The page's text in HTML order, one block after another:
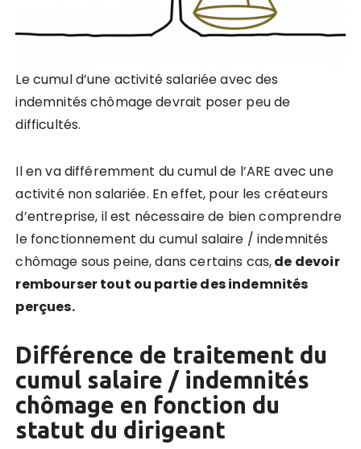
Le cumul d’une activité salariée avec des
indemnités chômage devrait poser peu de
difficultés.
Il en va différemment du cumul de l’ARE avec une
activité non salariée. En effet, pour les créateurs
d’entreprise, il est nécessaire de bien comprendre
le fonctionnement du cumul salaire / indemnités
chômage sous peine, dans certains cas,de devoir
rembourser tout ou partie des indemnités
perçues.
Différence de traitement du
cumul salaire / indemnités
chômage en fonction du
statut du dirigeant